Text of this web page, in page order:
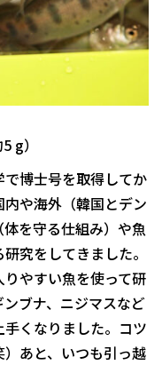
g）
博士号を取得してか
や海外（韓国とデン
を守る仕組み）や魚
究をしてきました。
やすい魚を使って研
ブナ、ニジマスなど
くなりました。コツ
あと、いつも引っ越